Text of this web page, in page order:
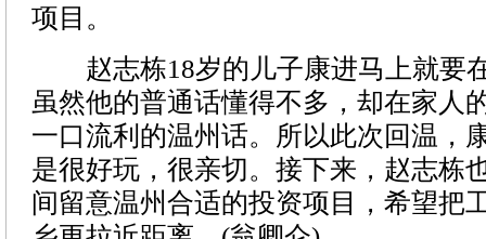
项目。
赵志栋18岁的儿子康进马上就要
虽然他的普通话懂得不多，却在家人
一口流利的温州话。所以此次回温，
是很好玩，很亲切。接下来，赵志栋
间留意温州合适的投资项目，希望把